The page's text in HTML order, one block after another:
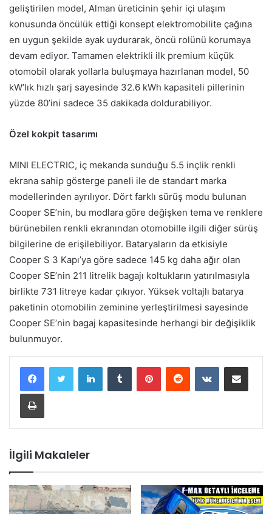
geliştirilen model, Alman üreticinin şehir içi ulaşım
konusunda öncülük ettiği konsept elektromobilite çağına
en uygun şekilde ayak uydurarak, öncü rolünü korumaya
devam ediyor. Tamamen elektrikli ilk premium küçük
otomobil olarak yollarla buluşmaya hazırlanan model, 50
kW’lık hızlı şarj sayesinde 32.6 kWh kapasiteli pillerinin
yüzde 80’ini sadece 35 dakikada doldurabiliyor.
Özel kokpit tasarımı
MINI ELECTRIC, iç mekanda sunduğu 5.5 inçlik renkli
ekrana sahip gösterge paneli ile de standart marka
modellerinden ayrılıyor. Dört farklı sürüş modu bulunan
Cooper SE’nin, bu modlara göre değişken tema ve renklere
bürünebilen renkli ekranından otomobille ilgili diğer sürüş
bilgilerine de erişilebiliyor. Bataryaların da etkisiyle
Cooper S 3 Kapı’ya göre sadece 145 kg daha ağır olan
Cooper SE’nin 211 litrelik bagajı koltukların yatırılmasıyla
birlikte 731 litreye kadar çıkıyor. Yüksek voltajlı batarya
paketinin otomobilin zeminine yerleştirilmesi sayesinde
Cooper SE’nin bagaj kapasitesinde herhangi bir değişiklik
bulunmuyor.
İlgili Makaleler